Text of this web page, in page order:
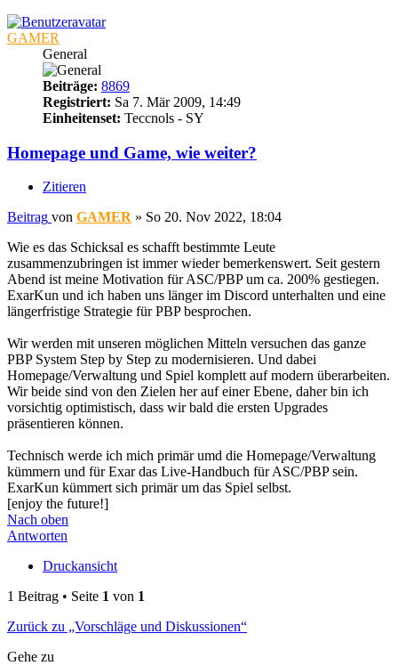
GAMER
General
Beiträge: 8869
Registriert: Sa 7. Mär 2009, 14:49
Einheitenset: Teccnols - SY
Homepage und Game, wie weiter?
Zitieren
Beitrag von GAMER » So 20. Nov 2022, 18:04
Wie es das Schicksal es schafft bestimmte Leute
zusammenzubringen ist immer wieder bemerkenswert. Seit gestern
Abend ist meine Motivation für ASC/PBP um ca. 200% gestiegen.
ExarKun und ich haben uns länger im Discord unterhalten und eine
längerfristige Strategie für PBP besprochen.
Wir werden mit unseren möglichen Mitteln versuchen das ganze
PBP System Step by Step zu modernisieren. Und dabei
Homepage/Verwaltung und Spiel komplett auf modern überarbeiten.
Wir beide sind von den Zielen her auf einer Ebene, daher bin ich
vorsichtig optimistisch, dass wir bald die ersten Upgrades
präsentieren können.
Technisch werde ich mich primär umd die Homepage/Verwaltung
kümmern und für Exar das Live-Handbuch für ASC/PBP sein.
ExarKun kümmert sich primär um das Spiel selbst.
[enjoy the future!]
Nach oben
Antworten
Druckansicht
1 Beitrag • Seite 1 von 1
Zurück zu „Vorschläge und Diskussionen“
Gehe zu